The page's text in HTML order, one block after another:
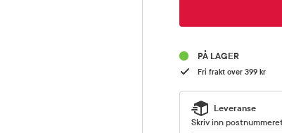
PÅ LAGER
Fri frakt over 399 kr
Leveranse
Skriv inn